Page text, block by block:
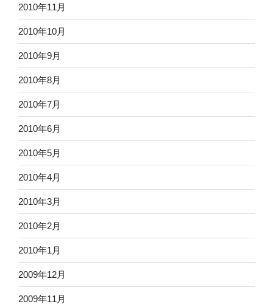
2010年11月
2010年10月
2010年9月
2010年8月
2010年7月
2010年6月
2010年5月
2010年4月
2010年3月
2010年2月
2010年1月
2009年12月
2009年11月